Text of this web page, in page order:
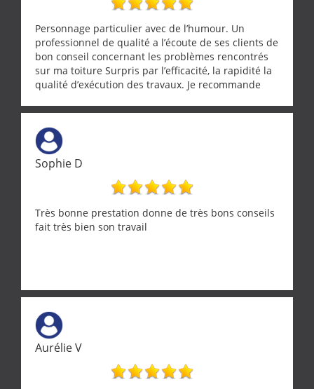
Personnage particulier avec de l’humour. Un
professionnel de qualité a l’écoute de ses clients de
bon conseil concernant les problèmes rencontrés
sur ma toiture Surpris par l’efficacité, la rapidité la
qualité d’exécution des travaux. Je recommande
Sophie D
Très bonne prestation donne de très bons conseils
fait très bien son travail
Aurélie V